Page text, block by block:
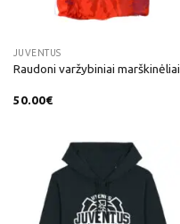
JUVENTUS
Raudoni varžybiniai marškinėliai
50.00€